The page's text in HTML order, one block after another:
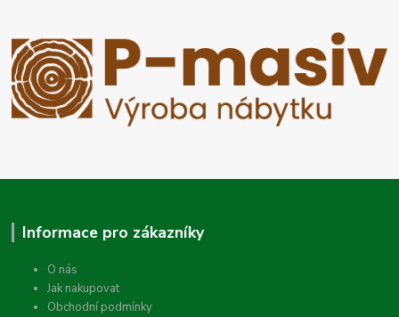
Informace pro zákazníky
O nás
Jak nakupovat
Obchodní podmínky